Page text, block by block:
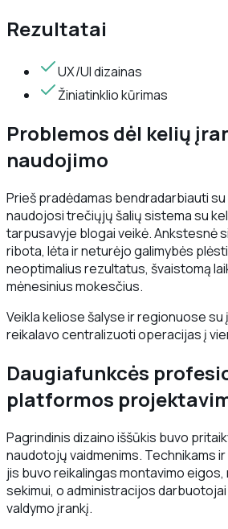
Rezultatai
UX/UI dizainas
Žiniatinklio kūrimas
Problemos dėl kelių
naudojimo
Prieš pradėdamas bendradarbiauti su
naudojosi trečiųjų šalių sistema su
tarpusavyje blogai veikė. Ankstesnė
ribota, lėta ir neturėjo galimybės
neoptimalius rezultatus, švaistomą
mėnesinius mokesčius.
Veikla keliose šalyse ir regionuose
reikalavo centralizuoti operacijas į
Daugiafunkcės
platformos
Pagrindinis dizaino iššūkis buvo
naudotojų vaidmenims. Technikams
jis buvo reikalingas montavimo
sekimui, o administracijos
valdymo įrankį.